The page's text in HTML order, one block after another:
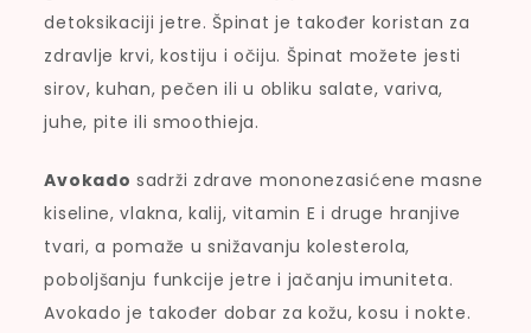
detoksikaciji jetre. Špinat je također koristan za
zdravlje krvi, kostiju i očiju. Špinat možete jesti
sirov, kuhan, pečen ili u obliku salate, variva,
juhe, pite ili smoothieja.
Avokado sadrži zdrave mononezasićene masne
kiseline, vlakna, kalij, vitamin E i druge hranjive
tvari, a pomaže u snižavanju kolesterola,
poboljšanju funkcije jetre i jačanju imuniteta.
Avokado je također dobar za kožu, kosu i nokte.